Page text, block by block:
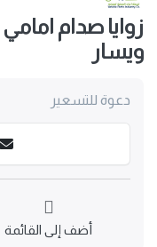
ويسار
دعوة للتسعير
أضف إلى القائمة